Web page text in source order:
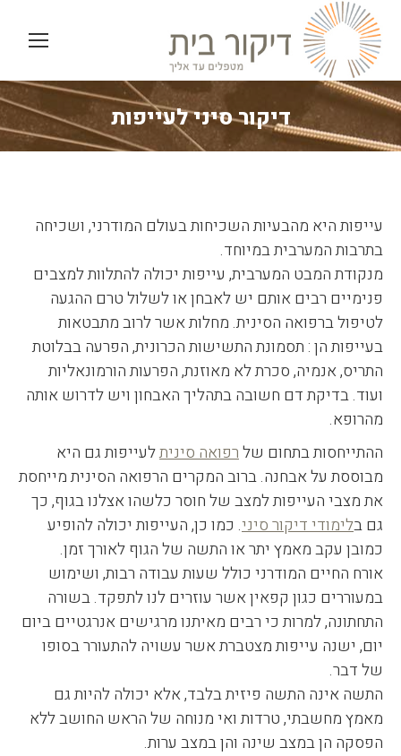
דיקור סיני לעייפות
You are here:
עייפות היא מהבעיות השכיחות בעולם המודרני, ושכיחה
בתרבות המערבית במיוחד.
מנקודת המבט המערבית, עייפות יכולה להתלוות למצבים
פנימיים רבים אותם יש לאבחן או לשלול טרם ההגעה
לטיפול ברפואה הסינית. מחלות אשר לרוב מתבטאות
בעייפות הן : תסמונת התשישות הכרונית, הפרעה בבלוטת
התריס, אנמיה, סכרת לא מאוזנת, הפרעות הורמונאליות
ועוד. בדיקת דם חשובה בתהליך האבחון ויש לדרוש אותה
מהרופא.
ההתייחסות בתחום שלרפואה סיניתלעייפות גם היא
מבוססת על אבחנה. ברוב המקרים הרפואה הסינית מייחסת
את מצבי העייפות למצב של חוסר כלשהו אצלנו בגוף, כך
גם בלימודי דיקור סיני. כמו כן, העייפות יכולה להופיע
כמובן עקב מאמץ יתר או התשה של הגוף לאורך זמן.
אורח החיים המודרני כולל שעות עבודה רבות, ושימוש
במעוררים כגון קפאין אשר עוזרים לנו לתפקד. בשורה
התחתונה, למרות כי רבים מאיתנו מרגישים אנרגטיים ביום
יום, ישנה עייפות מצטברת אשר עשויה להתעורר בסופו
של דבר.
התשה אינה התשה פיזית בלבד, אלא יכולה להיות גם
מאמץ מחשבתי, טרדות ואי מנוחה של הראש החושב ללא
הפסקה הן במצב שינה והן במצב ערות.